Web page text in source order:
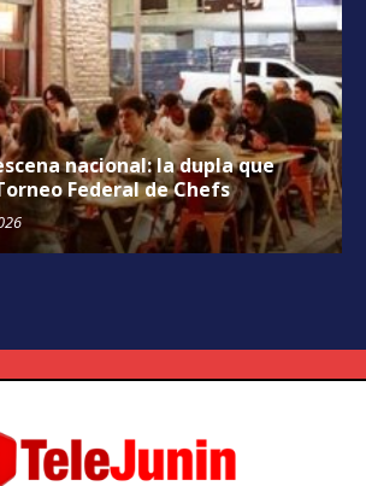
nacional: la dupla que
Federal de Chefs